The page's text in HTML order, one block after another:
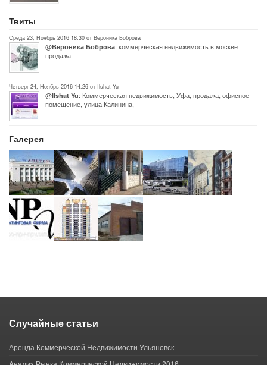
Твиты
Среда 23, Ноябрь 2016 18:30 от Вероника Боброва
@Вероника Боброва: коммерческая недвижимость в москве
продажа
Четверг 24, Ноябрь 2016 14:26 от Ilshat Yu
@Ilshat Yu: Коммерческая недвижимость, Уфа, продажа, офисное
помещение, улица Калинина,
Галерея
Случайные статьи
Аренда Коммерческой Недвижимости Ульяновск